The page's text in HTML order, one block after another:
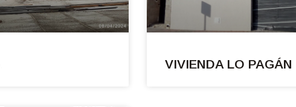
VIVIENDA LO PAGÁN